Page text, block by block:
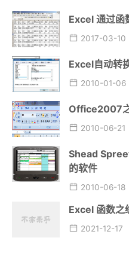
Excel 通过函
2017-03-10
Excel自动转
2010-01-06
Office2007
2010-06-21
Shead
的软件
2010-06-18
Excel 函数之
2021-12-17